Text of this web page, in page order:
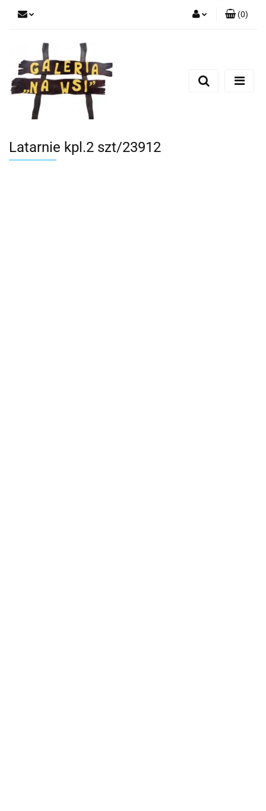
Dodaj zgłoszenie
(0)
Latarnie kpl.2 szt/23912